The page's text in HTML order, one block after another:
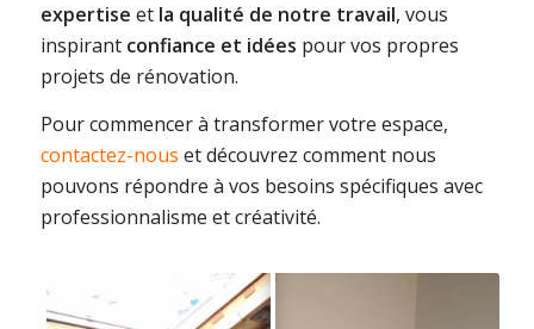
expertise et la qualité de notre travail, vous
inspirantconfiance et idées pour vos propres
projets de rénovation.
Pour commencer à transformer votre espace,
contactez-nous et découvrez comment nous
pouvons répondre à vos besoins spécifiques avec
professionnalisme et créativité.